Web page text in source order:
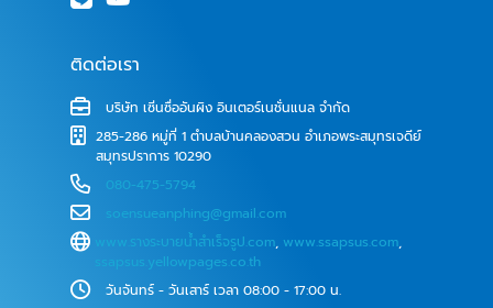
ติดต่อเรา
บริษัท เซิ่นซื่ออันผิง อินเตอร์เนชั่นแนล จำกัด
285-286 หมู่ที่ 1 ตำบลบ้านคลองสวน อำเภอพระสมุทรเจดีย์
สมุทรปราการ 10290
080-475-5794
soensueanphing@gmail.com
www.รางระบายน้ําสําเร็จรูป.com, www.ssapsus.com,
ssapsus.yellowpages.co.th
วันจันทร์ - วันเสาร์ เวลา 08:00 - 17:00 น.